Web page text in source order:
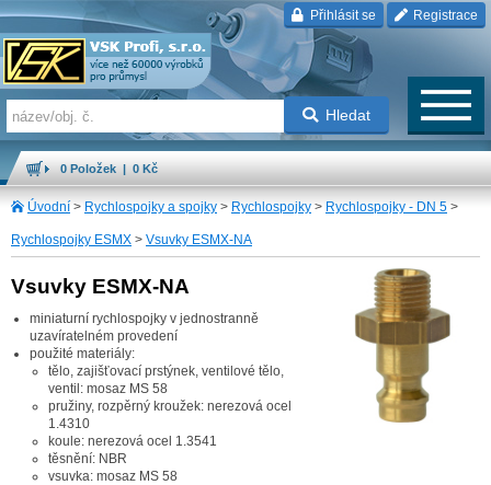
Přihlásit se Registrace
Hledat
0 Položek | 0 Kč
Úvodní > Rychlospojky a spojky > Rychlospojky > Rychlospojky - DN 5 >
Rychlospojky ESMX > Vsuvky ESMX-NA
Vsuvky ESMX-NA
miniaturní rychlospojky v jednostranně
uzavíratelném provedení
použité materiály:
tělo, zajišťovací prstýnek, ventilové tělo,
ventil: mosaz MS 58
pružiny, rozpěrný kroužek: nerezová ocel
1.4310
koule: nerezová ocel 1.3541
těsnění: NBR
vsuvka: mosaz MS 58